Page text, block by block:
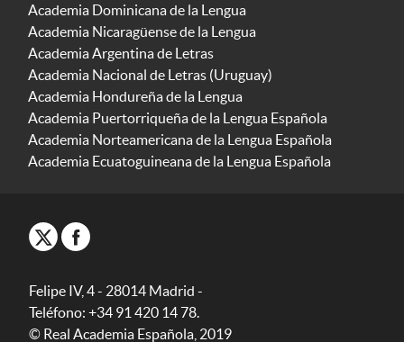
Academia Dominicana de la Lengua
Academia Nicaragüense de la Lengua
Academia Argentina de Letras
Academia Nacional de Letras (Uruguay)
Academia Hondureña de la Lengua
Academia Puertorriqueña de la Lengua Española
Academia Norteamericana de la Lengua Española
Academia Ecuatoguineana de la Lengua Española
Felipe IV, 4 - 28014 Madrid -
Teléfono: +34 91 420 14 78.
© Real Academia Española, 2019